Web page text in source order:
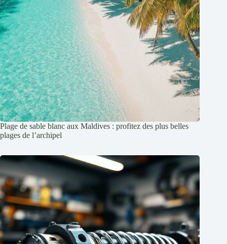
Plage de sable blanc aux Maldives : profitez des plus belles
plages de l’archipel